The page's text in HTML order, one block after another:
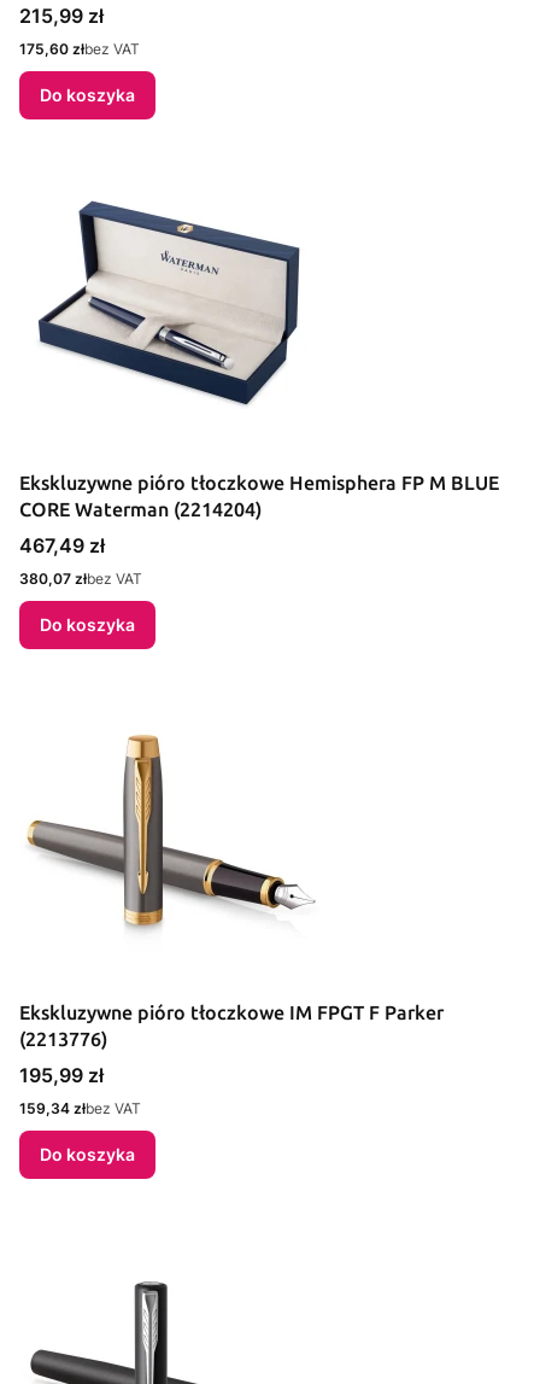
Cena
215,99 zł
Cena
175,60 złbez VAT
Do koszyka
Ekskluzywne pióro tłoczkowe Hemisphera FP M BLUE
CORE Waterman (2214204)
Cena
467,49 zł
Cena
380,07 złbez VAT
Do koszyka
Ekskluzywne pióro tłoczkowe IM FPGT F Parker
(2213776)
Cena
195,99 zł
Cena
159,34 złbez VAT
Do koszyka